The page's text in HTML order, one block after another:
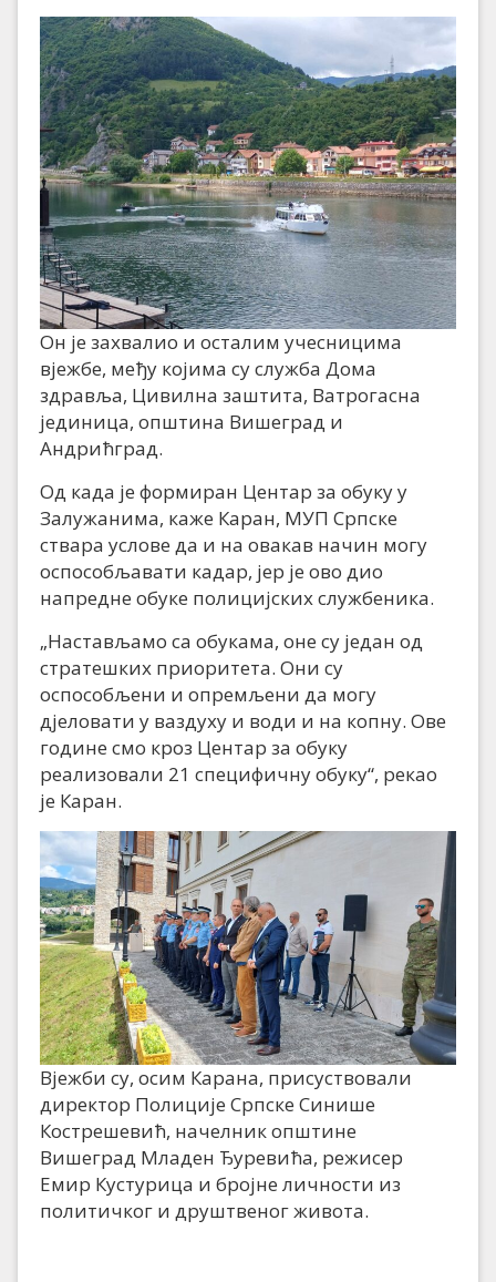
Он је захвалио и осталим учесницима
вјежбе, међу којима су служба Дома
здравља, Цивилна заштита, Ватрогасна
јединица, општина Вишеград и
Андрићград.
Од када је формиран Центар за обуку у
Залужанима, каже Каран, МУП Српске
ствара услове да и на овакав начин могу
оспособљавати кадар, јер је ово дио
напредне обуке полицијских службеника.
„Настављамо са обукама, оне су један од
стратешких приоритета. Они су
оспособљени и опремљени да могу
дјеловати у ваздуху и води и на копну. Ове
године смо кроз Центар за обуку
реализовали 21 специфичну обуку“, рекао
је Каран.
Вјежби су, осим Карана, присуствовали
директор Полиције Српске Синише
Кострешевић, начелник општине
Вишеград Младен Ђуревића, режисер
Емир Кустурица и бројне личности из
политичког и друштвеног живота.